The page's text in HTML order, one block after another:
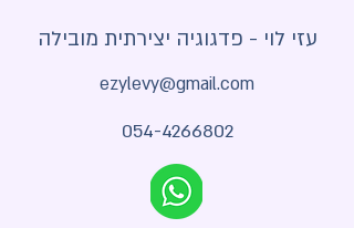
עזי לוי - פדגוגיה יצירתית מובילה
ezylevy@gmail.com
054-4266802